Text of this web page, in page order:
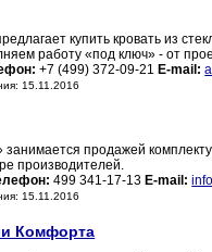
купить кровать из
работу «под ключ» - от
+7 (499) 372-09-21 E-mail:
15.11.2016
занимается продажей
производителей.
499 341-17-13 E-mail:
15.11.2016
Комфорта